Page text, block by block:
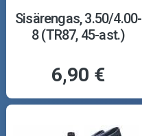
Sisärengas, 3.50/4.00-
8 (TR87, 45-ast.)
6,90 €